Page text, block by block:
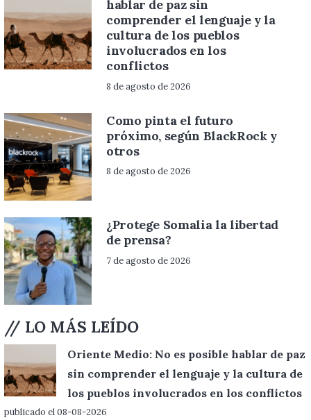
hablar de paz sin
comprender el lenguaje y la
cultura de los pueblos
involucrados en los
conflictos
8 de agosto de 2026
Como pinta el futuro
próximo, según BlackRock y
otros
8 de agosto de 2026
¿Protege Somalia la libertad
de prensa?
7 de agosto de 2026
// LO MÁS LEÍDO
Oriente Medio: No es posible hablar de paz
sin comprender el lenguaje y la cultura de
los pueblos involucrados en los conflictos
publicado el 08-08-2026